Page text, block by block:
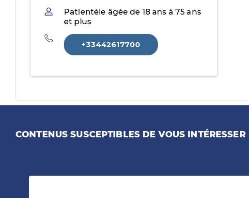
PatientèlePatientèle âgée de 18 ans à 75 ans
et plus
Téléphone
+33442617700
CONTENUS SUSCEPTIBLES DE VOUS INTÉRESSER